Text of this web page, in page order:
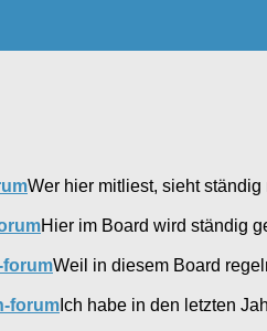
Wer hier mitliest, sieht
Hier im Board wird ständig
forumWeil in diesem Board
forum Ich habe in den letzten